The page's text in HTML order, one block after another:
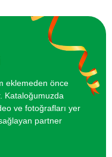
eklemeden önce
Kataloğumuzda
ve fotoğrafları yer
partner